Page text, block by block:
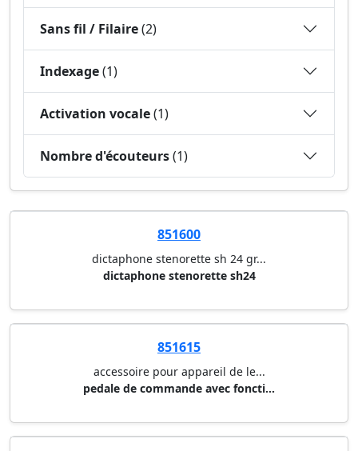
Sans fil / Filaire(2)
Indexage(1)
Activation vocale(1)
Nombre d'écouteurs(1)
851600
dictaphone stenorette sh 24 gr...
851615
pedale de commande avec foncti...